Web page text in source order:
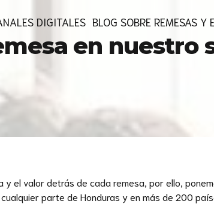
DIGITALES BLOG SOBRE REMESAS Y
en nuestro
y el valor detrás de cada remesa, por ello,
parte de Honduras y en más de 200